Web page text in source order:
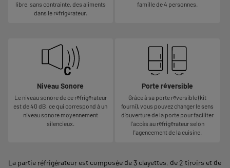
libre, sans contrainte, des aliments
dans le réfrigérateur.
famille de 4 personnes.
Niveau Sonore
Le niveau sonore de ce réfrigérateur
est de 40 dB, ce qui correspond à un
niveau sonore moyennement
silencieux.
Porte réversible
Grâce à sa porte réversible (kit
fourni), vous pouvez changer le sens
d'ouverture de la porte pour faciliter
l'accès au réfrigérateur selon
l'agencement de la cuisine.
La partie réfrigérateur est composée de 3 clayettes, de 2 tiroirs et de